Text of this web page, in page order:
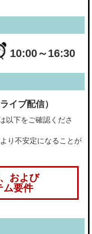
10:00～16:30
イブ配信）
以下をご確認くださ
り不安定になることが
および
要件